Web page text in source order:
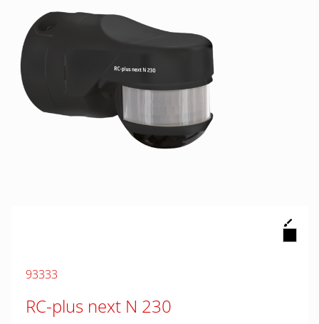
93333
RC-plus next N 230